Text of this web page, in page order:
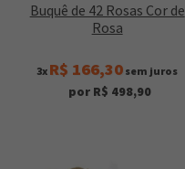
Buquê de 42 Rosas Cor de
Rosa
3x R$ 166,30 sem juros
por R$ 498,90